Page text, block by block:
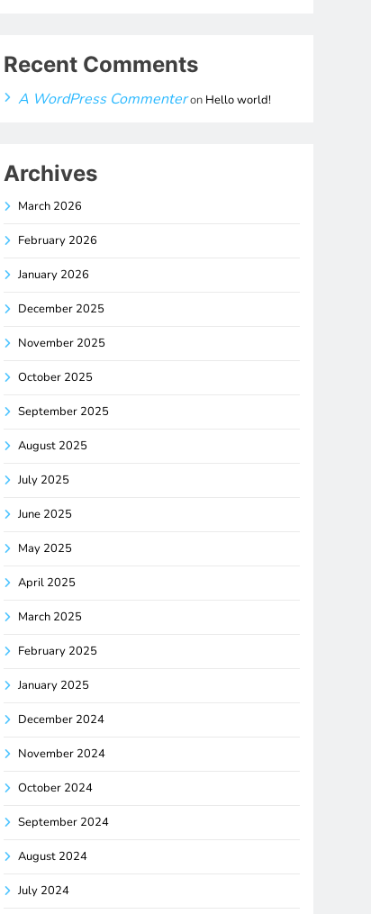
Recent Comments
A WordPress Commenteron Hello world!
Archives
March 2026
February 2026
January 2026
December 2025
November 2025
October 2025
September 2025
August 2025
July 2025
June 2025
May 2025
April 2025
March 2025
February 2025
January 2025
December 2024
November 2024
October 2024
September 2024
August 2024
July 2024